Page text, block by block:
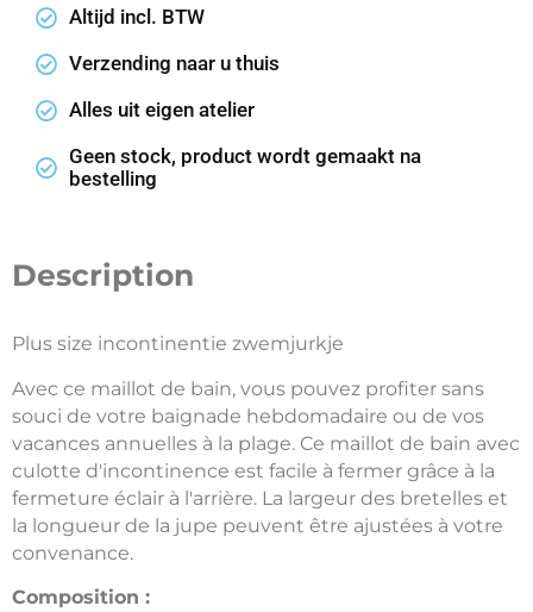
Altijd incl. BTW
Verzending naar u thuis
Alles uit eigen atelier
Geen stock, product wordt gemaakt na
bestelling
Description
Plus size incontinentie zwemjurkje
Avec ce maillot de bain, vous pouvez profiter sans
souci de votre baignade hebdomadaire ou de vos
vacances annuelles à la plage. Ce maillot de bain avec
culotte d'incontinence est facile à fermer grâce à la
fermeture éclair à l'arrière. La largeur des bretelles et
la longueur de la jupe peuvent être ajustées à votre
convenance.
Composition :